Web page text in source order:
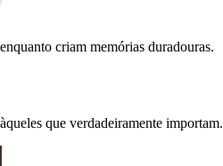
criam memórias duradouras.
que verdadeiramente importam.